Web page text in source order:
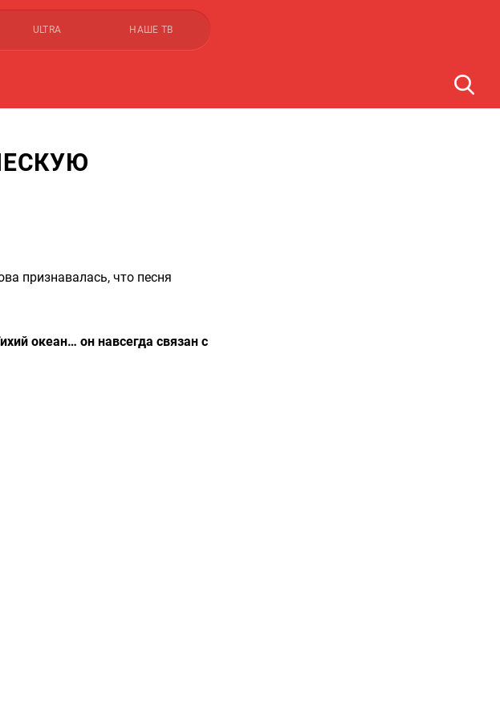
ULTRA НАШЕ ТВ
признавалась, что песня
океан… он навсегда связан с